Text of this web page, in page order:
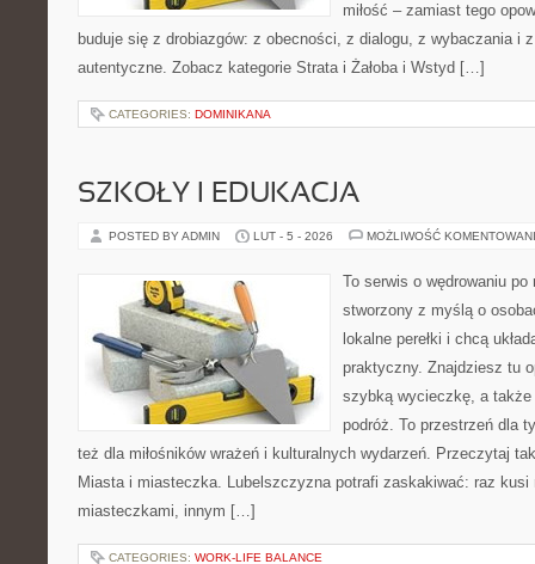
miłość – zamiast tego
buduje się z drobiazgów: z obecności, z dialogu, z wybaczania i
autentyczne. Zobacz kategorie Strata i Żałoba i Wstyd […]
CATEGORIES: DOMINIKANA
SZKOŁY I EDUKACJA
POSTED BY ADMIN LUT - 5 - 2026 MOŻLIWOŚĆ
To serwis o wędrowaniu
stworzony z myślą o
lokalne perełki i chcą
praktyczny. Znajdziesz tu
szybką wycieczkę, a także
podróż. To przestrzeń dla
też dla miłośników wrażeń i kulturalnych wydarzeń. Przeczytaj
Miasta i miasteczka. Lubelszczyzna potrafi zaskakiwać: raz kusi
miasteczkami, innym […]
CATEGORIES: WORK-LIFE BALANCE